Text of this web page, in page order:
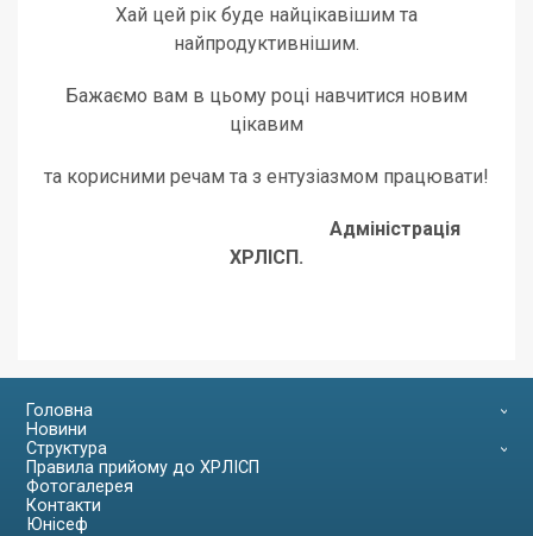
Хай цей рік буде найцікавішим та
найпродуктивнішим.
Бажаємо вам в цьому році навчитися новим
цікавим
та корисними речам та з ентузіазмом працювати!
Адміністрація
ХРЛІСП.
Головна
Новини
Структура
Правила прийому до ХРЛІСП
Фотогалерея
Контакти
Юнісеф